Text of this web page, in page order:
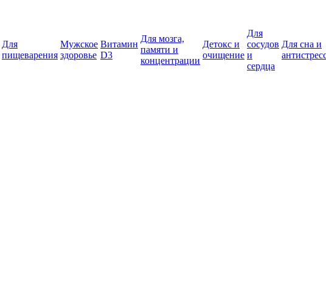
Для
пищеварения
Мужское
здоровье
Витамин
D3
Для мозга,
памяти и
концентрации
Детокс и
очищение
Для
сосудов
и
сердца
Для сна и